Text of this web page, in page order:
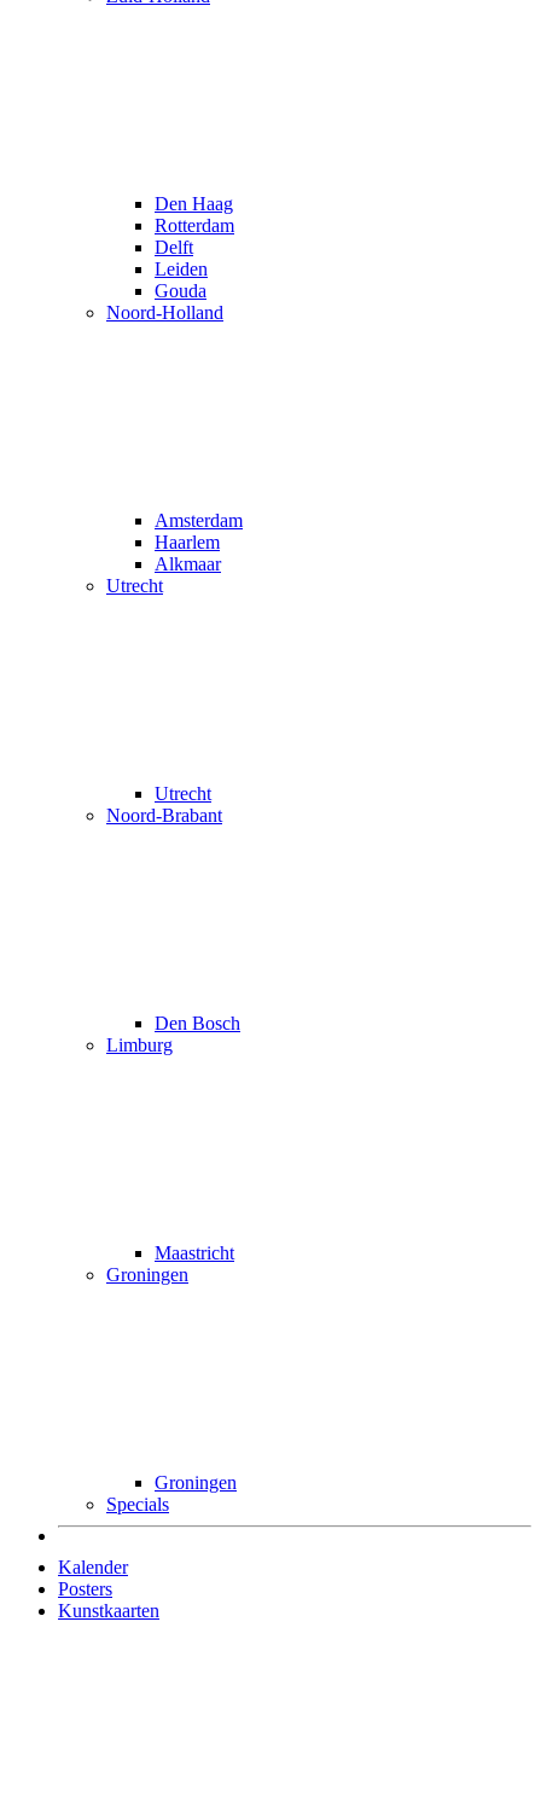
Den Haag
Rotterdam
Delft
Leiden
Gouda
Noord-Holland
Amsterdam
Haarlem
Alkmaar
Utrecht
Utrecht
Noord-Brabant
Den Bosch
Limburg
Maastricht
Groningen
Groningen
Specials
Kalender
Posters
Kunstkaarten